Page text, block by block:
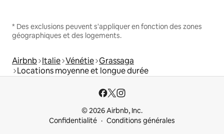
* Des exclusions peuvent s'appliquer en fonction des zones
géographiques et des logements.
Airbnb Italie Vénétie Grassaga
Locations moyenne et longue durée
© 2026 Airbnb, Inc.
Confidentialité
Conditions générales